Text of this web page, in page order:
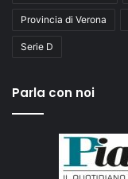
Provincia di Verona
Serie D
Parla con noi